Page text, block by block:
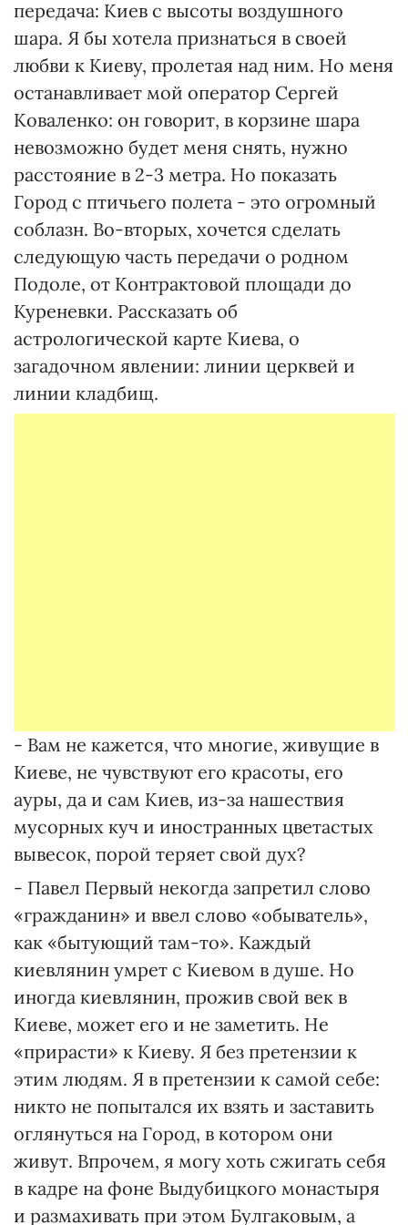
передача: Киев с высоты воздушного
шара. Я бы хотела признаться в своей
любви к Киеву, пролетая над ним. Но меня
останавливает мой оператор Сергей
Коваленко: он говорит, в корзине шара
невозможно будет меня снять, нужно
расстояние в 2-3 метра. Но показать
Город с птичьего полета - это огромный
соблазн. Во-вторых, хочется сделать
следующую часть передачи о родном
Подоле, от Контрактовой площади до
Куреневки. Рассказать об
астрологической карте Киева, о
загадочном явлении: линии церквей и
линии кладбищ.
- Вам не кажется, что многие, живущие в
Киеве, не чувствуют его красоты, его
ауры, да и сам Киев, из-за нашествия
мусорных куч и иностранных цветастых
вывесок, порой теряет свой дух?
- Павел Первый некогда запретил слово
«гражданин» и ввел слово «обыватель»,
как «бытующий там-то». Каждый
киевлянин умрет с Киевом в душе. Но
иногда киевлянин, прожив свой век в
Киеве, может его и не заметить. Не
«прирасти» к Киеву. Я без претензии к
этим людям. Я в претензии к самой себе:
никто не попытался их взять и заставить
оглянуться на Город, в котором они
живут. Впрочем, я могу хоть сжигать себя
в кадре на фоне Выдубицкого монастыря
и размахивать при этом Булгаковым, а